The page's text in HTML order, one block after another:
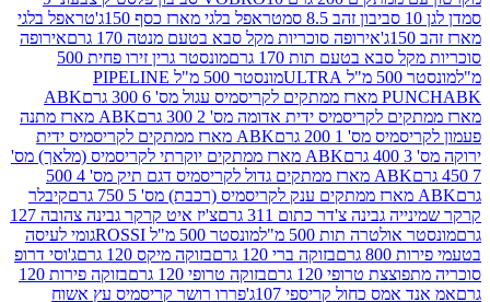
טראפל בלגי מארז כסף 150ג'
טראפל בלגי
אירופה סוכריות מקל סבא בטעם מנטה 170 גרם
אירופה
בטעם תות 170 גרם
מונסטר גרין זירו פחית 500
מונסטר 500 מ"ל PIPELINE
ABK
לקריסמיס ידית אדומה מס' 2 300 גרם
ABK מארז מתנה
מס' 1 200 גרם
ABK מארז ממתקים לקריסמיס ידית
ABK מארז ממתקים יוקרתי לקריסמיס (מלאך) מס'
ABK מארז ממתקים גדול לקריסמיס דגם תיק מס' 4 500
קיבלר
גבינה צ'דר כתום 311 גרם
צ'יז איט קרקר גבינה צהובה 127
תות 500 מ"ל
מונסטר 500 מ"ל ROSSI
גומי לעיסה
גרם
בזוקה ברי 120 גרם בזוקה מיקס 120 גרם
ג'וסי דרופ
טרופי 120 גרם
בזוקה טרופי 120 גרם
בזוקה פירות 120
כחול קריספי 107ג'
פררו רושר קריסמיס עץ אשוח